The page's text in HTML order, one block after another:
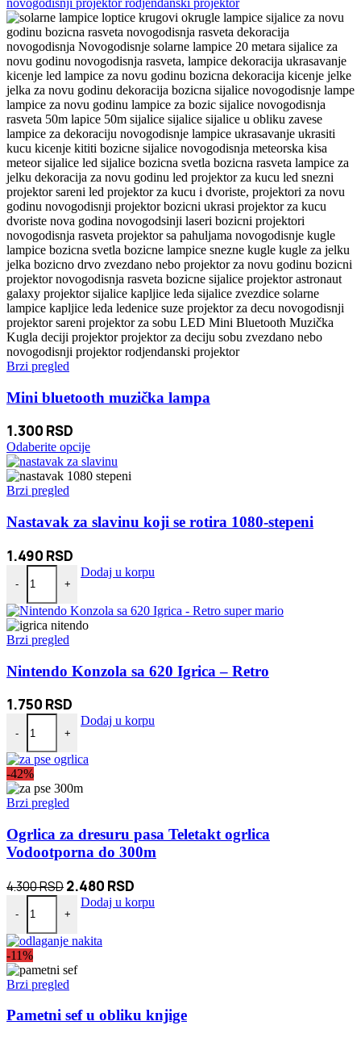
Brzi pregled
Mini bluetooth muzička lampa
1.300 RSD
Odaberite opcijeOvaj
proizvod
ima
Opcije
mogu
na
proizvoda.
Brzi pregled
Nastavak za slavinu koji se rotira 1080-stepeni
1.490 RSD
-
Nastavak za slavinu koji se rotira 1080-stepeni količina
+
Dodaj u korpu
Brzi pregled
Nintendo Konzola sa 620 Igrica – Retro
1.750 RSD
-
Nintendo Konzola sa 620 Igrica - Retro količina
+
Dodaj u korpu
-42%
Brzi pregled
Ogrlica za dresuru pasa Teletakt ogrlica
Vodootporna do 300m
4.300RSDOriginalna
cena
je
bila:
2.480 RSD
cena
-
Ogrlica za dresuru pasa Teletakt ogrlica Vodootporna do 300m
+
Dodaj u korpu
-11%
Brzi pregled
Pametni sef u obliku knjige